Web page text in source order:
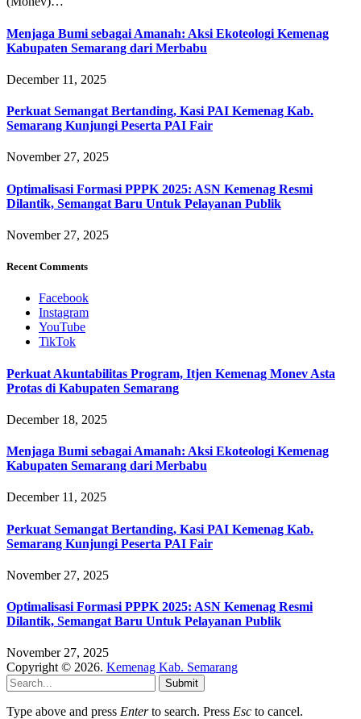
Menjaga Bumi sebagai Amanah: Aksi Ekoteologi Kemenag
Kabupaten Semarang dari Merbabu
December 11, 2025
Perkuat Semangat Bertanding, Kasi PAI Kemenag Kab.
Semarang Kunjungi Peserta PAI Fair
November 27, 2025
Optimalisasi Formasi PPPK 2025: ASN Kemenag Resmi
Dilantik, Semangat Baru Untuk Pelayanan Publik
November 27, 2025
Recent Comments
Facebook
Instagram
YouTube
TikTok
Perkuat Akuntabilitas Program, Itjen Kemenag Monev Asta
Protas di Kabupaten Semarang
December 18, 2025
Menjaga Bumi sebagai Amanah: Aksi Ekoteologi Kemenag
Kabupaten Semarang dari Merbabu
December 11, 2025
Perkuat Semangat Bertanding, Kasi PAI Kemenag Kab.
Semarang Kunjungi Peserta PAI Fair
November 27, 2025
Optimalisasi Formasi PPPK 2025: ASN Kemenag Resmi
Dilantik, Semangat Baru Untuk Pelayanan Publik
November 27, 2025
Copyright © 2026. Kemenag Kab. Semarang
Submit
Type above and press Enterto search. Press Esc to cancel.